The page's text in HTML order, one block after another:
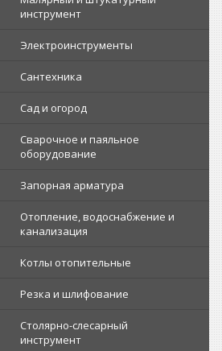
инструмент
Электроинструменты
Сантехника
Сад и огород
Сварочное и паяльное
оборудование
Запорная арматура
Отопление, водоснабжение и
канализация
Котлы отопительные
Резка и шлифование
Столярно-слесарный
инструмент